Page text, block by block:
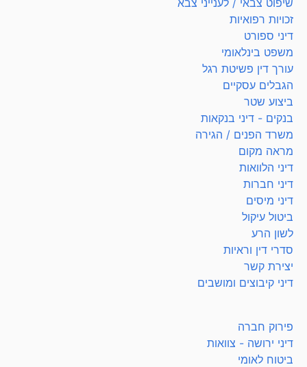
שיפוט צבאי / לענייני צבא
זכויות רפואיות
דיני ספורט
משפט בינלאומי
עורך דין פשיטת רגל
הגבלים עסקיים
ביצוע שטר
בנקים - דיני בנקאות
משרד הפנים / הגירה
מראה מקום
דיני הלוואות
דיני חברות
דיני מיסים
ביטול עיקול
לשון הרע
סדרי דין וראיות
יצירת קשר
דיני קיבוצים ומושבים
פירוק חברה
דיני ירושה - צוואות
ביטוח לאומי